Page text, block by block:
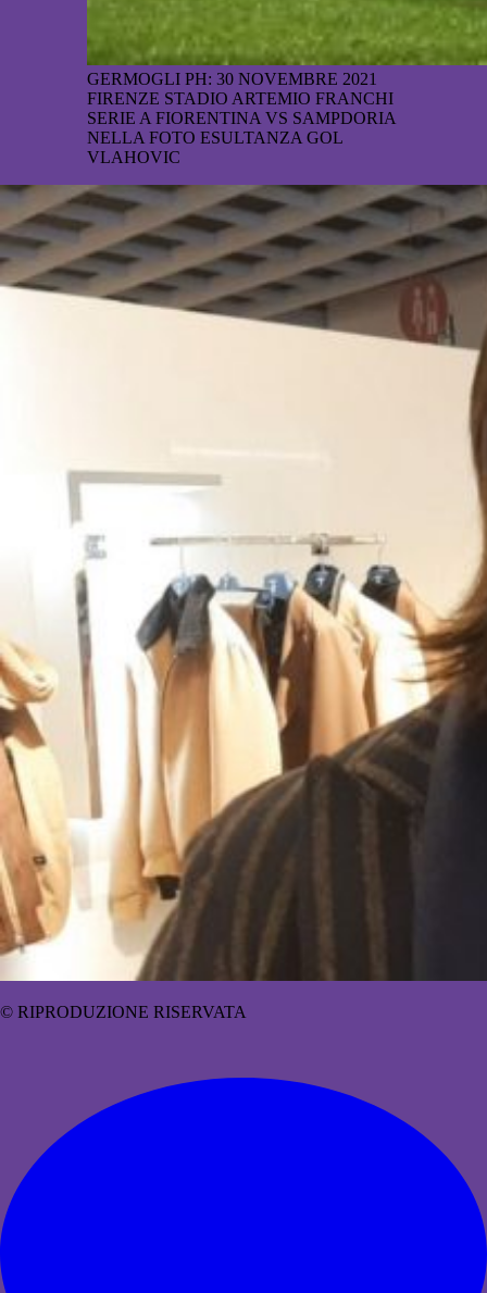
GERMOGLI PH: 30 NOVEMBRE 2021
FIRENZE STADIO ARTEMIO FRANCHI
SERIE A FIORENTINA VS SAMPDORIA
NELLA FOTO ESULTANZA GOL
VLAHOVIC
© RIPRODUZIONE RISERVATA